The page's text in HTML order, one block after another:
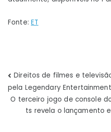
Fonte: ET
Navegação
de
Post
Direitos de filmes e
pela Legendary Entertainment
O terceiro jogo de console
ts revela o lançamento